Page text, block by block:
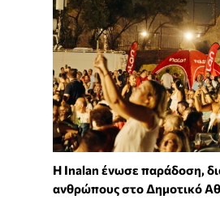
Η Inalan ένωσε παράδοση,
ανθρώπους στο Δημοτικό